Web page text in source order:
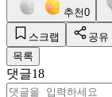
추천0
스크랩 공유
목록
댓글18